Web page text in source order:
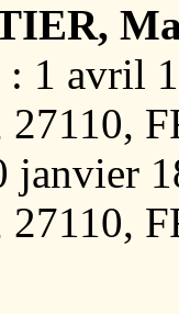
: 1 avril
janvier